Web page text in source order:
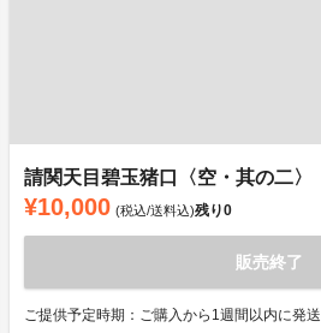
請関天目碧玉猪口〈空・其の二〉
¥10,000 (税込/送料込)残り0
販売終了
ご提供予定時期：ご購入から1週間以内に発送